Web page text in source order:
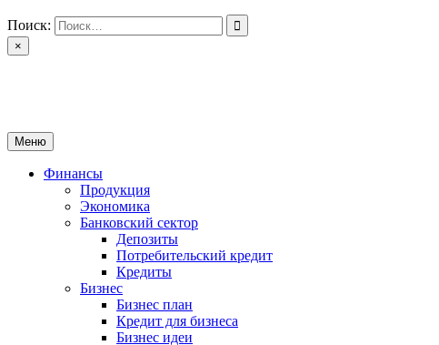
Поиск:
×
Меню
Финансы
Продукция
Экономика
Банковский сектор
Депозиты
Потребительский кредит
Кредиты
Бизнес
Бизнес план
Кредит для бизнеса
Бизнес идеи